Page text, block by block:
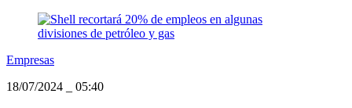
Empresas
18/07/2024
05:40